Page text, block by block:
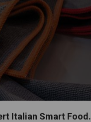
Italian Smart Food.